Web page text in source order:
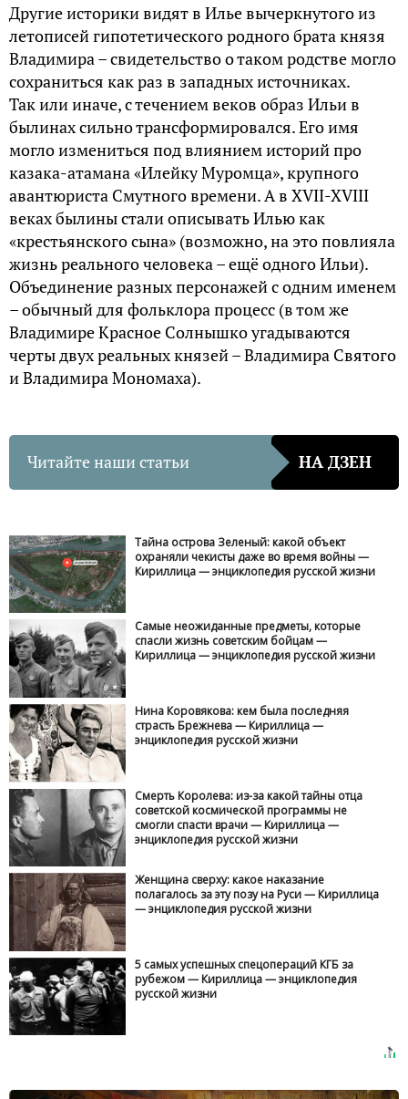
Другие историки видят в Илье вычеркнутого из
летописей гипотетического родного брата князя
Владимира – свидетельство о таком родстве могло
сохраниться как раз в западных источниках.
Так или иначе, с течением веков образ Ильи в
былинах сильно трансформировался. Его имя
могло измениться под влиянием историй про
казака-атамана «Илейку Муромца», крупного
авантюриста Смутного времени. А в XVII-XVIII
веках былины стали описывать Илью как
«крестьянского сына» (возможно, на это повлияла
жизнь реального человека – ещё одного Ильи).
Объединение разных персонажей с одним именем
– обычный для фольклора процесс (в том же
Владимире Красное Солнышко угадываются
черты двух реальных князей – Владимира Святого
и Владимира Мономаха).
Читайте наши статьи НА ДЗЕН
Тайна острова Зеленый: какой объект
охраняли чекисты даже во время войны —
Кириллица — энциклопедия русской жизни
Самые неожиданные предметы, которые
спасли жизнь советским бойцам —
Кириллица — энциклопедия русской жизни
Нина Коровякова: кем была последняя
страсть Брежнева — Кириллица —
энциклопедия русской жизни
Смерть Королева: из-за какой тайны отца
советской космической программы не
смогли спасти врачи — Кириллица —
энциклопедия русской жизни
Женщина сверху: какое наказание
полагалось за эту позу на Руси — Кириллица
— энциклопедия русской жизни
5 самых успешных спецопераций КГБ за
рубежом — Кириллица — энциклопедия
русской жизни